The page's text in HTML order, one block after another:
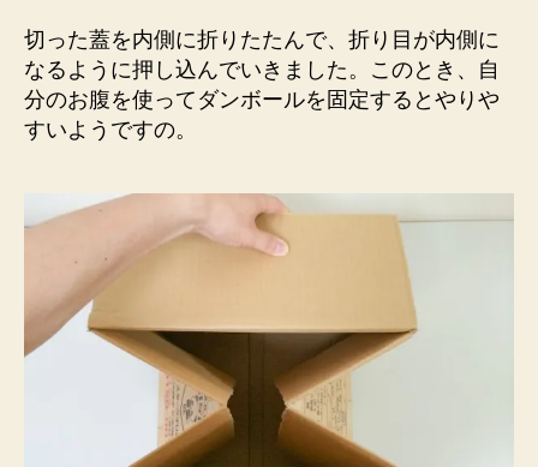
切った蓋を内側に折りたたんで、折り目が内側に
なるように押し込んでいきました。このとき、自
分のお腹を使ってダンボールを固定するとやりや
すいようですの。